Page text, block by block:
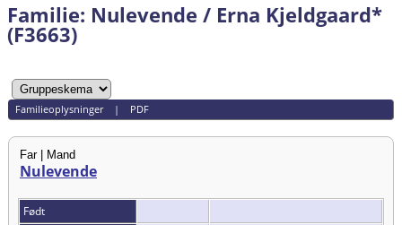
Familie: Nulevende / Erna Kjeldgaard*
(F3663)
Familieoplysninger| PDF
Far | Mand
Nulevende
Født